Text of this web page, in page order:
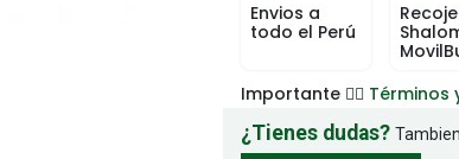
Envios a
todo el Perú
Importante 👉🏻 Términos
¿Tienes dudas?